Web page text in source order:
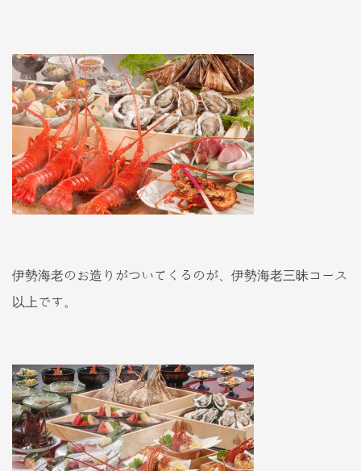
伊勢海老のお造りがついてくるのが、伊勢海老三昧コース
以上です。